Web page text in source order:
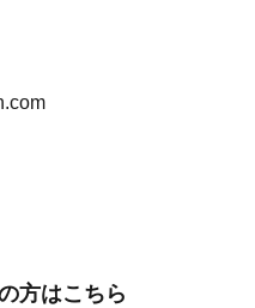
方はこちら